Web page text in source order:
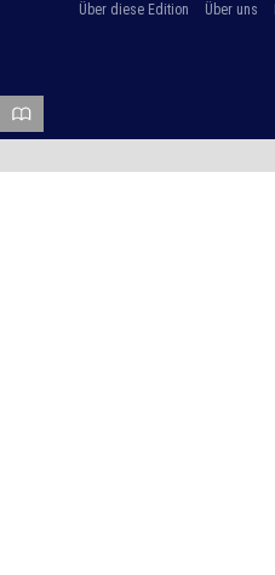
Über diese Edition Über uns